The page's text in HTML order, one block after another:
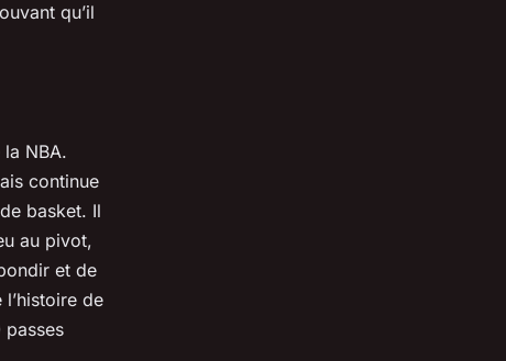
qu’il
NBA.
continue
basket. Il
au pivot,
et de
de